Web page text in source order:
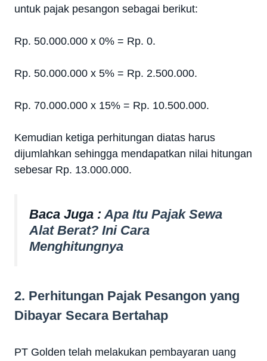
untuk pajak pesangon sebagai berikut:
Rp. 50.000.000 x 0% = Rp. 0.
Rp. 50.000.000 x 5% = Rp. 2.500.000.
Rp. 70.000.000 x 15% = Rp. 10.500.000.
Kemudian ketiga perhitungan diatas harus
dijumlahkan sehingga mendapatkan nilai hitungan
sebesar Rp. 13.000.000.
Baca Juga :Apa Itu Pajak Sewa
Alat Berat? Ini Cara
Menghitungnya
2. Perhitungan Pajak Pesangon yang
Dibayar Secara Bertahap
PT Golden telah melakukan pembayaran uang